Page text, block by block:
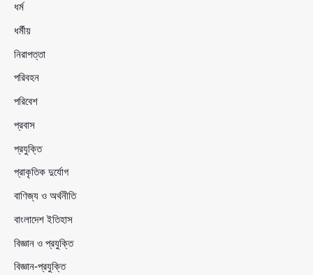
ধর্ম
ধর্মীয়
নিরাপত্তা
পরিবহন
পরিবেশ
প্রবাস
প্রযুক্তি
প্রাকৃতিক দুর্যোগ
বাণিজ্য ও অর্থনীতি
বাংলাদেশ ইতিহাস
বিজ্ঞান ও প্রযুক্তি
বিজ্ঞান-প্রযুক্তি